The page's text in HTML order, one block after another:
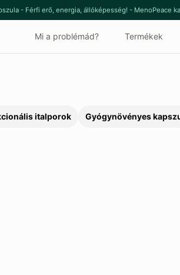
- Férfi erő, energia, állóképesség! - MenoPeace
Mi a problémád? Termékek
italporok Gyógynövényes